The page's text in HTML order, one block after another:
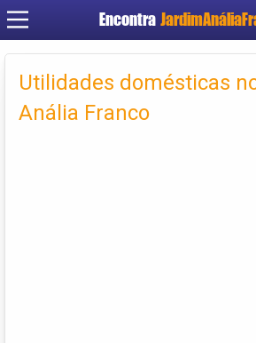
Encontra
Cadastrar
Criar conta
Utilidades domésticas
Anália Franco